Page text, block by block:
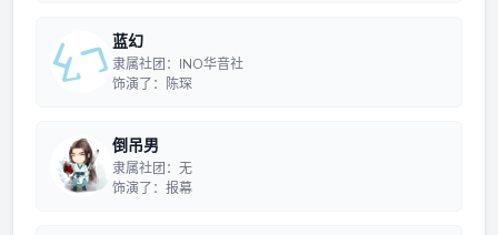
蓝幻
隶属社团：INO华音社
饰演了：陈琛
倒吊男
隶属社团：无
饰演了：报幕